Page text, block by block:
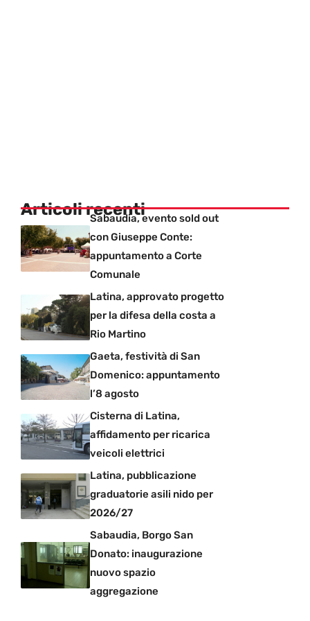
Articoli recentiSabaudia, evento sold out
con Giuseppe Conte:
appuntamento a Corte
Comunale
Latina, approvato progetto
per la difesa della costa a
Rio Martino
Gaeta, festività di San
Domenico: appuntamento
l’8 agosto
Cisterna di Latina,
affidamento per ricarica
veicoli elettrici
Latina, pubblicazione
graduatorie asili nido per
2026/27
Sabaudia, Borgo San
Donato: inaugurazione
nuovo spazio
aggregazione